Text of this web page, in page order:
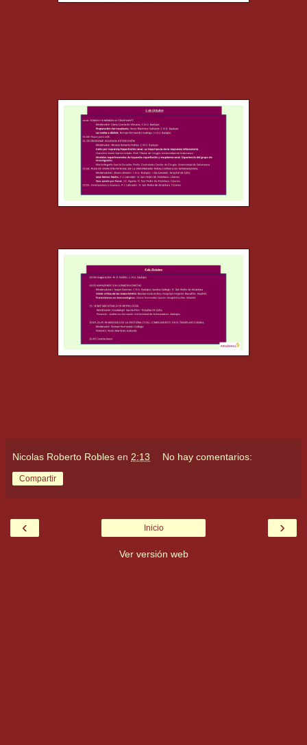
Nicolas Roberto Robles en 2:13 No hay comentarios:
Compartir
‹ ›
Inicio
Ver versión web